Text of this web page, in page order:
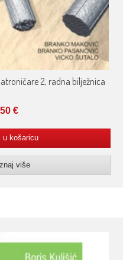
2, radna bilježnica
€
u košaricu
više